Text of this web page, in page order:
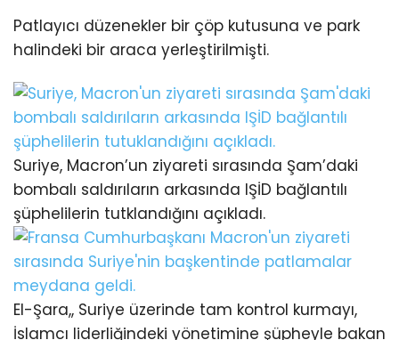
Patlayıcı düzenekler bir çöp kutusuna ve park
halindeki bir araca yerleştirilmişti.
Suriye, Macron’un ziyareti sırasında Şam’daki
bombalı saldırıların arkasında IŞİD bağlantılı
şüphelilerin tutklandığını açıkladı.
El-Şara,, Suriye üzerinde tam kontrol kurmayı,
İslamcı liderliğindeki yönetimine şüpheyle bakan